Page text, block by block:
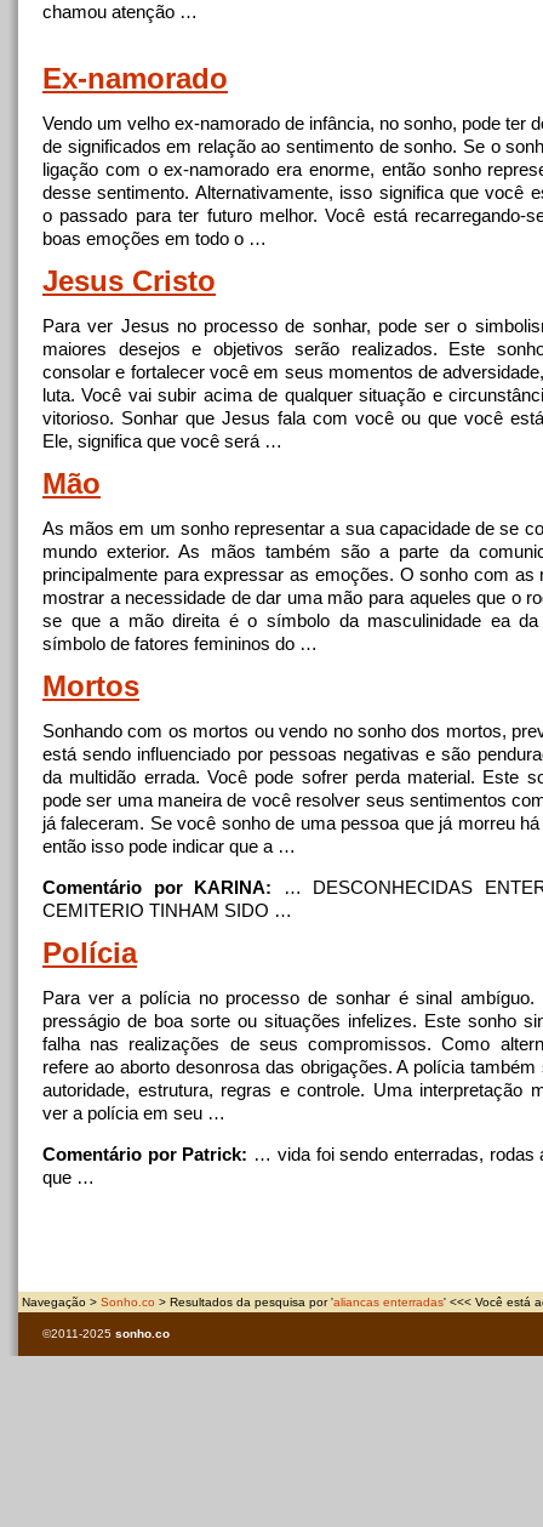
chamou atenção …
Ex-namorado
Vendo um velho ex-namorado de infância, no sonho, pode ter
de significados em relação ao sentimento de sonho. Se o
ligação com o ex-namorado era enorme, então sonho
desse sentimento. Alternativamente, isso significa que você
o passado para ter futuro melhor. Você está recarregando-
boas emoções em todo o …
Jesus Cristo
Para ver Jesus no processo de sonhar, pode ser o
maiores desejos e objetivos serão realizados. Este
consolar e fortalecer você em seus momentos de
luta. Você vai subir acima de qualquer situação e
vitorioso. Sonhar que Jesus fala com você ou que você
Ele, significa que você será …
Mão
As mãos em um sonho representar a sua capacidade de se
mundo exterior. As mãos também são a parte da
principalmente para expressar as emoções. O sonho com as
mostrar a necessidade de dar uma mão para aqueles que o
se que a mão direita é o símbolo da masculinidade ea
símbolo de fatores femininos do …
Mortos
Sonhando com os mortos ou vendo no sonho dos mortos,
está sendo influenciado por pessoas negativas e são
da multidão errada. Você pode sofrer perda material. Este
pode ser uma maneira de você resolver seus sentimentos
já faleceram. Se você sonho de uma pessoa que já morreu
então isso pode indicar que a …
Comentário por KARINA: … DESCONHECIDAS
CEMITERIO TINHAM SIDO …
Polícia
Para ver a polícia no processo de sonhar é sinal ambíguo.
presságio de boa sorte ou situações infelizes. Este sonho
falha nas realizações de seus compromissos. Como
refere ao aborto desonrosa das obrigações. A polícia
autoridade, estrutura, regras e controle. Uma interpretação
ver a polícia em seu …
Comentário por Patrick: … vida foi sendo enterradas, rodas
que …
Navegação > Sonho.co > Resultados da pesquisa por 'aliancas enterradas' <<< Você está
©2011-2025 sonho.co